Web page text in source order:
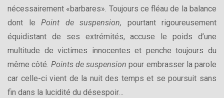
nécessairement «barbares». Toujours ce fléau de la balance
dont le Point de suspension, pourtant rigoureusement
équidistant de ses extrémités, accuse le poids d’une
multitude de victimes innocentes et penche toujours du
même côté. Points de suspension pour embrasser la parole
car celle-ci vient de la nuit des temps et se poursuit sans
fin dans la lucidité du désespoir…